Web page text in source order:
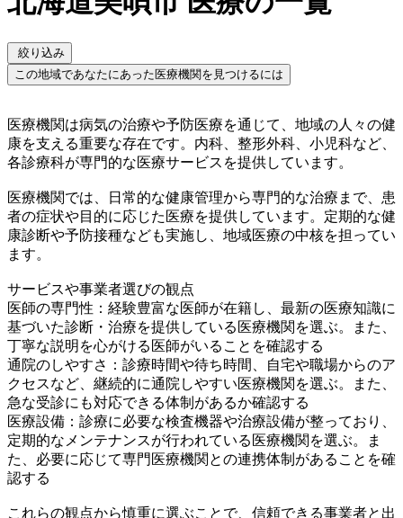
絞り込み
この地域であなたにあった医療機関を見つけるには
医療機関は病気の治療や予防医療を通じて、地域の人々の健
康を支える重要な存在です。内科、整形外科、小児科など、
各診療科が専門的な医療サービスを提供しています。
医療機関では、日常的な健康管理から専門的な治療まで、患
者の症状や目的に応じた医療を提供しています。定期的な健
康診断や予防接種なども実施し、地域医療の中核を担ってい
ます。
サービスや事業者選びの観点
医師の専門性：経験豊富な医師が在籍し、最新の医療知識に
基づいた診断・治療を提供している医療機関を選ぶ。また、
丁寧な説明を心がける医師がいることを確認する
通院のしやすさ：診療時間や待ち時間、自宅や職場からのア
クセスなど、継続的に通院しやすい医療機関を選ぶ。また、
急な受診にも対応できる体制があるか確認する
医療設備：診療に必要な検査機器や治療設備が整っており、
定期的なメンテナンスが行われている医療機関を選ぶ。ま
た、必要に応じて専門医療機関との連携体制があることを確
認する
これらの観点から慎重に選ぶことで、信頼できる事業者と出